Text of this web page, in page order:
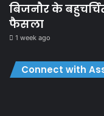
बिजनौर के
फैसला
1 week ago
Connect with